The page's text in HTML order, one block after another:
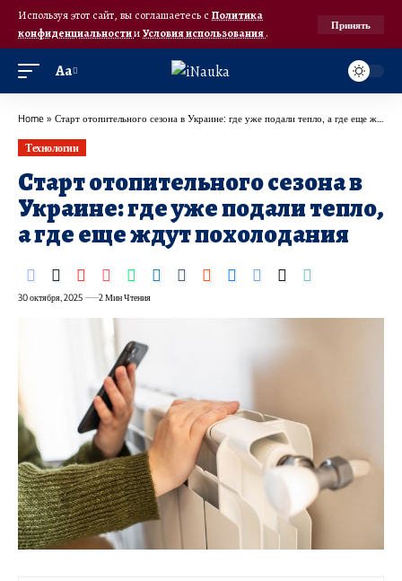
Используя этот сайт, вы соглашаетесь с Политика
конфиденциальностииУсловия использования.
Принять
Аа
Home » Старт отопительного сезона в Украине: где уже подали тепло, а где еще ждут похолодания
Технологии
Старт отопительного сезона в
Украине: где уже подали тепло,
а где еще ждут похолодания
30 октября, 2025 2 Мин Чтения